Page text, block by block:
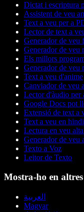
Dictat i escriptura
Assistent de veu
Text a veu per a
Lector de text a
Generador de veu
Generador de veu
Els millors
Generador de veu
Text a veu d'anime
Canviador de veu
Lector d'àudio per
Google Docs pot
Extensió de text a
Text a veu en hindi
Lectura en veu
Generador de veu
Texto a Voz
Leitor de Texto
Mostra-ho en
العربية
Magyar